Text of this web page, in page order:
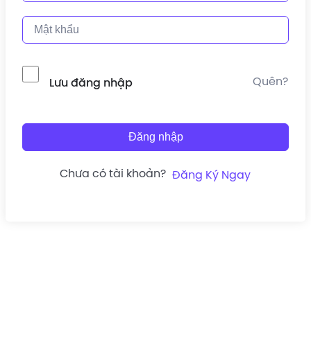
Lưu đăng nhập Quên?
Đăng nhập
Chưa có tài khoản? Đăng Ký Ngay